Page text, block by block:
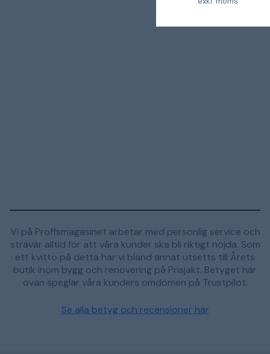
Vi på Proffsmagasinet arbetar med personlig service och
strävar alltid för att våra kunder ska bli riktigt nöjda. Som
ett kvitto på detta har vi bland annat utsetts till Årets
butik inom bygg och renovering på Prisjakt. Betyget här
ovan speglar våra kunders omdömen på Trustpilot.
Se alla betyg och recensioner här